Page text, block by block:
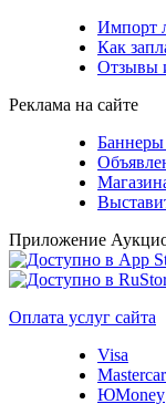
Импорт
Как
Отзывы
Реклама на сайте
Приложение
Оплата услуг сайта
Visa
ЮMoney